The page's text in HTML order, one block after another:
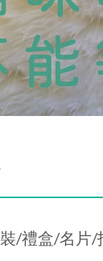
/禮盒/名片/